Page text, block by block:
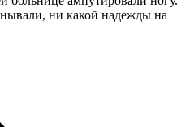
ни какой надежды на